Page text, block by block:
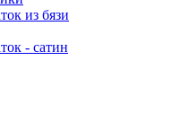
из бязи
- сатин